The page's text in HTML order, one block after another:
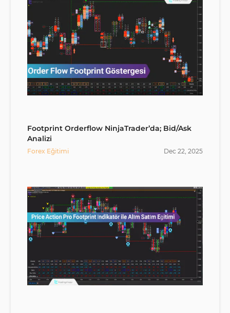
Footprint Orderflow NinjaTrader’da; Bid/Ask
Analizi
Forex Eğitimi Dec 22, 2025